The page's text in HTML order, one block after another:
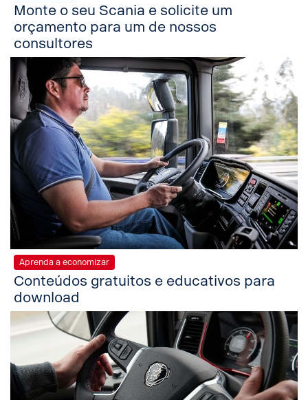
Monte o seu Scania e solicite um
orçamento para um de nossos
consultores
Aprenda a economizar
Conteúdos gratuitos e educativos para
download